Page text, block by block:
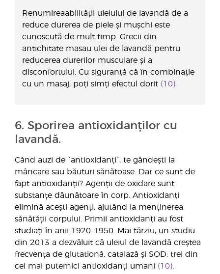
Renumireaabilității uleiului de lavandă de a
reduce durerea de piele și mușchi este
cunoscută de mult timp. Grecii din
antichitate masau ulei de lavandă pentru
reducerea durerilor musculare și a
disconfortului. Cu siguranță că în combinație
cu un masaj, poți simți efectul dorit (10)
6. Sporirea antioxidanților cu
lavandă.
Cănd auzi de `antioxidanți`, te gândești la
mâncare sau băuturi sănătoase. Dar ce sunt de
fapt antioxidanții? Agenții de oxidare sunt
substanțe dăunătoare în corp. Antioxidanți
elimină acești agenți, ajutând la menținerea
sănătății corpului. Primii antioxidanți au fost
studiați în anii 1920-1950. Mai tărziu, un studiu
din 2013 a dezvăluit că uleiul de lavandă creștea
frecvența de glutationă, catalază și SOD: trei din
cei mai puternici antioxidanți umani (10)